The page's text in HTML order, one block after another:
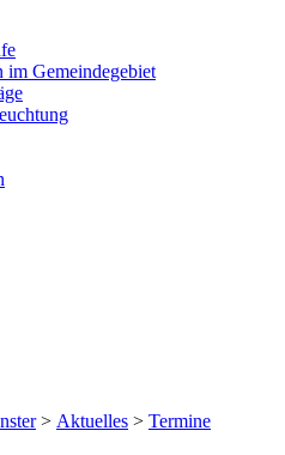
im Gemeindegebiet
> Aktuelles > Termine